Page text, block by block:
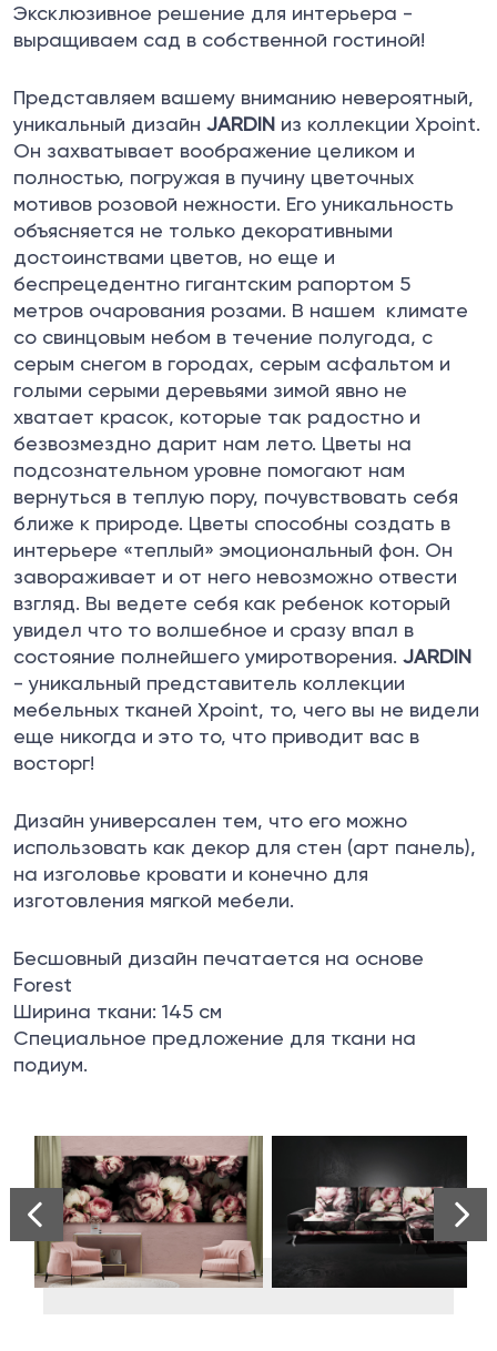
Эксклюзивное решение для интерьера -
выращиваем сад в собственной гостиной!
Представляем вашему вниманию невероятный,
уникальный дизайн JARDIN из коллекции Xpoint.
Он захватывает воображение целиком и
полностью, погружая в пучину цветочных
мотивов розовой нежности. Его уникальность
объясняется не только декоративными
достоинствами цветов, но еще и
беспрецедентно гигантским рапортом 5
метров очарования розами. В нашем климате
со свинцовым небом в течение полугода, с
серым снегом в городах, серым асфальтом и
голыми серыми деревьями зимой явно не
хватает красок, которые так радостно и
безвозмездно дарит нам лето. Цветы на
подсознательном уровне помогают нам
вернуться в теплую пору, почувствовать себя
ближе к природе. Цветы способны создать в
интерьере «теплый» эмоциональный фон. Он
завораживает и от него невозможно отвести
взгляд. Вы ведете себя как ребенок который
увидел что то волшебное и сразу впал в
состояние полнейшего умиротворения. JARDIN
- уникальный представитель коллекции
мебельных тканей Xpoint, то, чего вы не видели
еще никогда и это то, что приводит вас в
восторг!
Дизайн универсален тем, что его можно
использовать как декор для стен (арт панель),
на изголовье кровати и конечно для
изготовления мягкой мебели.
Бесшовный дизайн печатается на основе
Forest
Ширина ткани: 145 см
Специальное предложение для ткани на
подиум.